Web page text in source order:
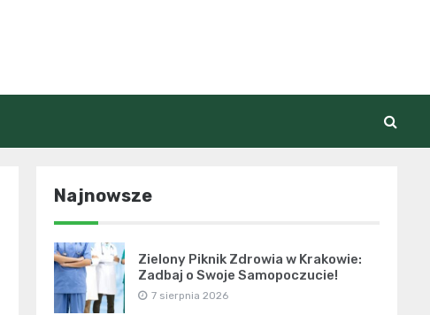
Najnowsze
Zielony Piknik Zdrowia w Krakowie:
Zadbaj o Swoje Samopoczucie!
7 sierpnia 2026